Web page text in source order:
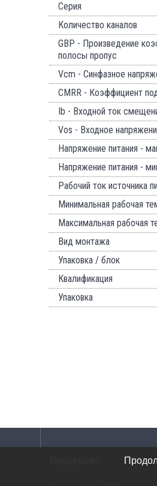
Серия
Количество каналов
GBP - Произведение
полосы пропус
Vcm - Синфазное
CMRR - Коэффициент
Ib - Входной ток
Vos - Входное
Напряжение питания -
Напряжение питания -
Рабочий ток источника
Минимальная рабочая
Максимальная рабочая
Вид монтажа
Упаковка / блок
Квалификация
Упаковка